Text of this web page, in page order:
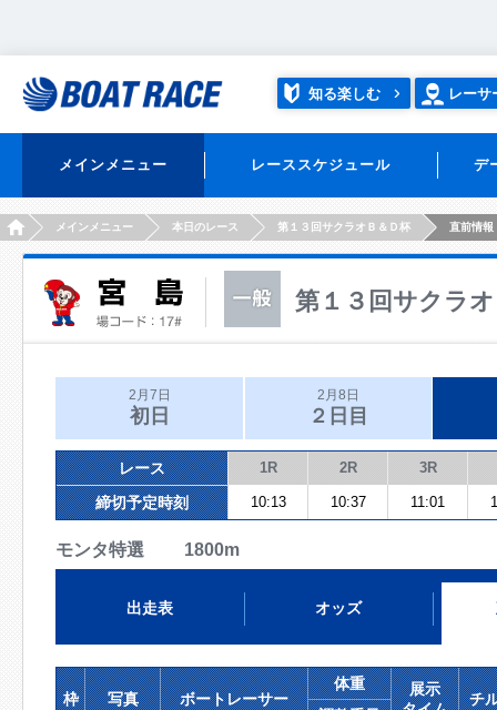
知る楽しむ レーサ
メインメニュー レーススケジュール デ
HOMEメインメニュー 本日のレース 第１３回サクラオＢ＆Ｄ杯 直前情報
第１３回サクラ
2月7日
初日
2月8日
２日目
レース 1R 2R 3R
締切予定時刻 10:13 10:37 11:01
モンタ特選 1800m
出走表 オッズ
枠 写真 ボートレーサー
体重
展示
チ